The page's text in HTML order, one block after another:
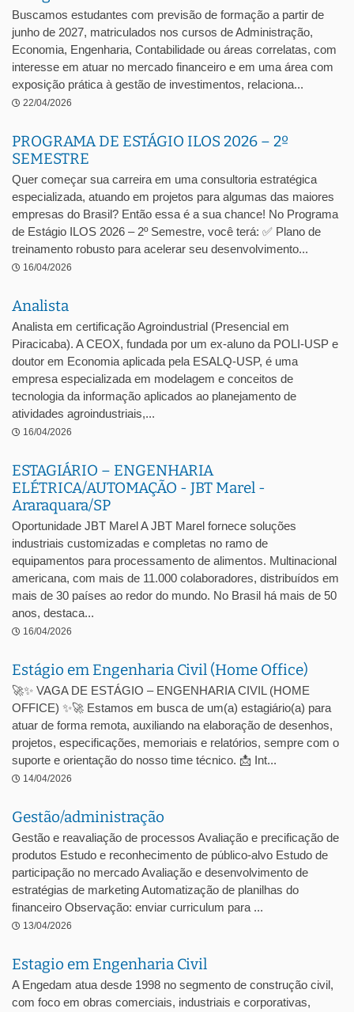
Buscamos estudantes com previsão de formação a partir de
junho de 2027, matriculados nos cursos de Administração,
Economia, Engenharia, Contabilidade ou áreas correlatas, com
interesse em atuar no mercado financeiro e em uma área com
exposição prática à gestão de investimentos, relaciona...
22/04/2026
PROGRAMA DE ESTÁGIO ILOS 2026 – 2º
SEMESTRE
Quer começar sua carreira em uma consultoria estratégica
especializada, atuando em projetos para algumas das maiores
empresas do Brasil? Então essa é a sua chance! No Programa
de Estágio ILOS 2026 – 2º Semestre, você terá: ✅ Plano de
treinamento robusto para acelerar seu desenvolvimento...
16/04/2026
Analista
Analista em certificação Agroindustrial (Presencial em
Piracicaba). A CEOX, fundada por um ex-aluno da POLI-USP e
doutor em Economia aplicada pela ESALQ-USP, é uma
empresa especializada em modelagem e conceitos de
tecnologia da informação aplicados ao planejamento de
atividades agroindustriais,...
16/04/2026
ESTAGIÁRIO – ENGENHARIA
ELÉTRICA/AUTOMAÇÃO - JBT Marel -
Araraquara/SP
Oportunidade JBT Marel A JBT Marel fornece soluções
industriais customizadas e completas no ramo de
equipamentos para processamento de alimentos. Multinacional
americana, com mais de 11.000 colaboradores, distribuídos em
mais de 30 países ao redor do mundo. No Brasil há mais de 50
anos, destaca...
16/04/2026
Estágio em Engenharia Civil (Home Office)
🚀✨ VAGA DE ESTÁGIO – ENGENHARIA CIVIL (HOME
OFFICE) ✨🚀 Estamos em busca de um(a) estagiário(a) para
atuar de forma remota, auxiliando na elaboração de desenhos,
projetos, especificações, memoriais e relatórios, sempre com o
suporte e orientação do nosso time técnico. 📩 Int...
14/04/2026
Gestão/administração
Gestão e reavaliação de processos Avaliação e precificação de
produtos Estudo e reconhecimento de público-alvo Estudo de
participação no mercado Avaliação e desenvolvimento de
estratégias de marketing Automatização de planilhas do
financeiro Observação: enviar curriculum para ...
13/04/2026
Estagio em Engenharia Civil
A Engedam atua desde 1998 no segmento de construção civil,
com foco em obras comerciais, industriais e corporativas,